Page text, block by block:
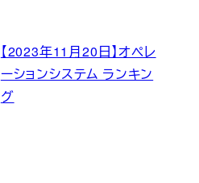
【2023年11月20日】オペレ
ーションシステム ランキン
グ